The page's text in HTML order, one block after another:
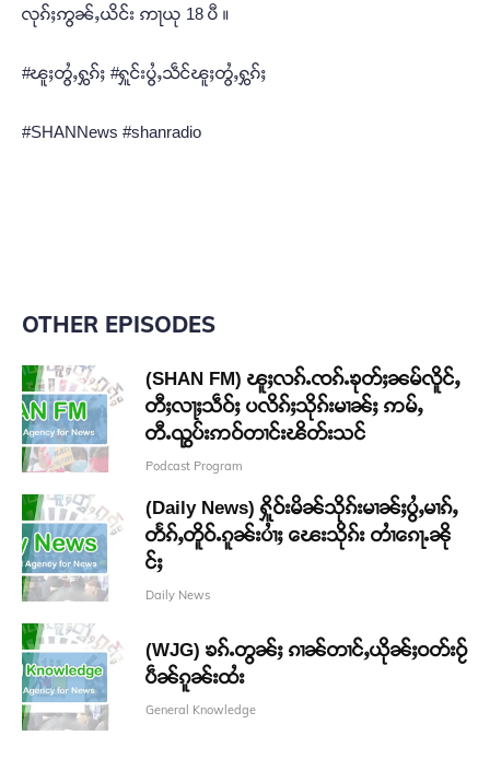
လုၵ်ႈဢွၼ်ႇယိင်း ဢႃယု 18 ပီ ။
#ၽူႈတွႆႇႁွၵ်ႈ #ႁူင်းပွႆႇသဵင်ၽူႈတွႆႇႁွၵ်ႈ
#SHANNews #shanradio
OTHER EPISODES
(SHAN FM) ၽူႈလၵ်ႉၸၵ်ႉၶုတ်ႈၼမ်လိူင်ႇ
တီႈလႃႈသဵဝ်ႈ ပလိၵ်ႈသိုၵ်းမၢၼ်ႈ ဢမ်ႇ
တီႉၺွပ်းဢဝ်တၢင်းၽိတ်းသင်
Podcast Program
(Daily News) ႁိူဝ်းမိၼ်သိုၵ်းမၢၼ်ႈပွႆႇမၢၵ်ႇ
တႅၵ်ႇတိူဝ်ႉၵူၼ်းပၢႆႈ ၽေးသိုၵ်း တၢႆၵေႃႉၼို
င်ႈ
Daily News
(WJG) ၶၵ်ႉတွၼ်ႈ ၵၢၼ်တၢင်ႇယိုၼ်ႈဝတ်းဝႂ်
ပဵၼ်ၵူၼ်းထႆး
General Knowledge